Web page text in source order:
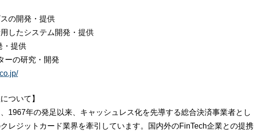
の開発・提供
したシステム開発・提供
・提供
ーの研究・開発
ついて】
1967年の発足以来、キャッシュレス化を先導する総合決済事業者とし
レジットカード業界を牽引しています。国内外のFinTech企業との提携